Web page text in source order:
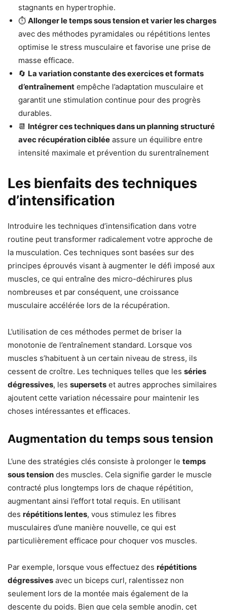
stagnants en hypertrophie.
⏱️ Allonger le temps sous tension et varier les charges
avec des méthodes pyramidales ou répétitions lentes
optimise le stress musculaire et favorise une prise de
masse efficace.
🔄 La variation constante des exercices et formats
d’entraînement empêche l’adaptation musculaire et
garantit une stimulation continue pour des progrès
durables.
📆 Intégrer ces techniques dans un planning structuré
avec récupération ciblée assure un équilibre entre
intensité maximale et prévention du surentraînement
Les bienfaits des techniques
d’intensification
Introduire les techniques d’intensification dans votre
routine peut transformer radicalement votre approche de
la musculation. Ces techniques sont basées sur des
principes éprouvés visant à augmenter le défi imposé aux
muscles, ce qui entraîne des micro-déchirures plus
nombreuses et par conséquent, une croissance
musculaire accélérée lors de la récupération.
L’utilisation de ces méthodes permet de briser la
monotonie de l’entraînement standard. Lorsque vos
muscles s’habituent à un certain niveau de stress, ils
cessent de croître. Les techniques telles que les séries
dégressives, les supersets et autres approches similaires
ajoutent cette variation nécessaire pour maintenir les
choses intéressantes et efficaces.
Augmentation du temps sous tension
L’une des stratégies clés consiste à prolonger le temps
sous tension des muscles. Cela signifie garder le muscle
contracté plus longtemps lors de chaque répétition,
augmentant ainsi l’effort total requis. En utilisant
des répétitions lentes, vous stimulez les fibres
musculaires d’une manière nouvelle, ce qui est
particulièrement efficace pour choquer vos muscles.
Par exemple, lorsque vous effectuez des répétitions
dégressives avec un biceps curl, ralentissez non
seulement lors de la montée mais également de la
descente du poids. Bien que cela semble anodin, cet